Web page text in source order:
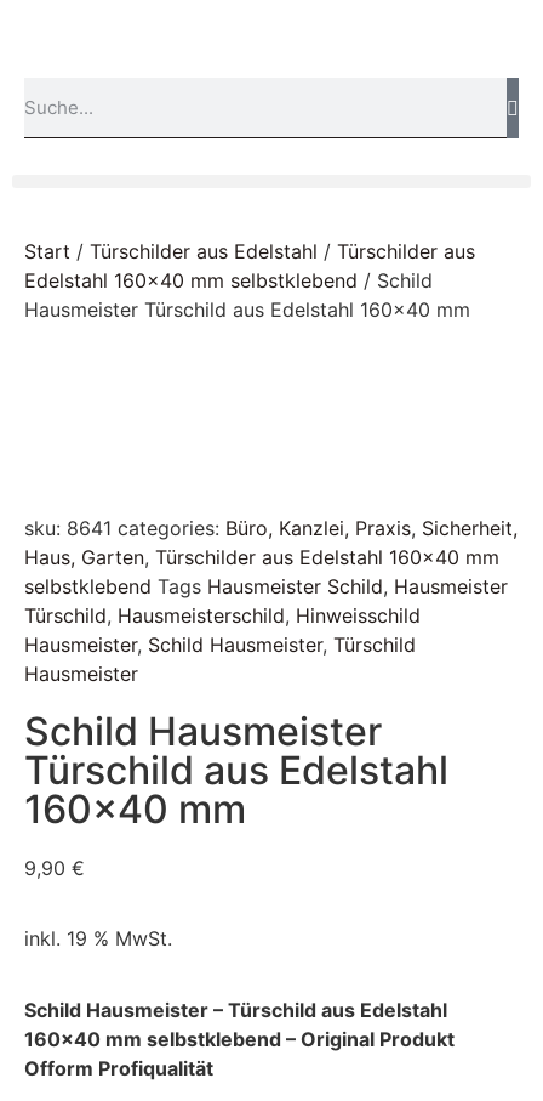
Start / Türschilder aus Edelstahl / Türschilder aus
Edelstahl 160x40 mm selbstklebend / Schild
Hausmeister Türschild aus Edelstahl 160×40 mm
sku: 8641 categories: Büro, Kanzlei, Praxis, Sicherheit,
Haus, Garten, Türschilder aus Edelstahl 160x40 mm
selbstklebend Tags Hausmeister Schild, Hausmeister
Türschild, Hausmeisterschild, Hinweisschild
Hausmeister, Schild Hausmeister, Türschild
Hausmeister
Schild Hausmeister
Türschild aus Edelstahl
160×40 mm
9,90 €
inkl. 19 % MwSt.
Schild Hausmeister – Türschild aus Edelstahl
160×40 mm selbstklebend – Original Produkt
Ofform Profiqualität